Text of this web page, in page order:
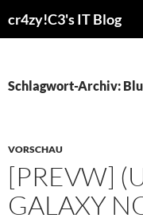
Inhalt
cr4zy!C3's IT Blog
Schlagwort-Archiv:
VORSCHAU
[PREVW]
GALAXY